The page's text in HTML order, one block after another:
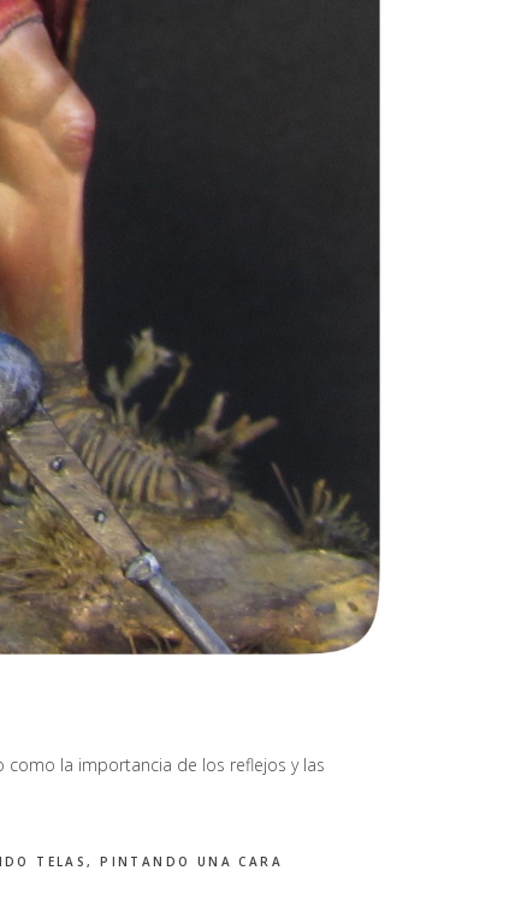
la importancia de los reflejos y las
TELAS,PINTANDO UNA CARA